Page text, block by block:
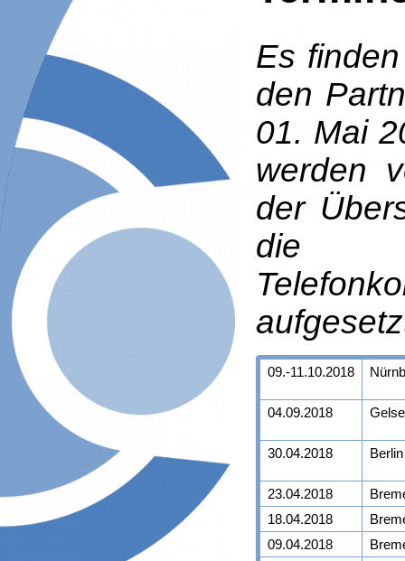
Es
den
01. Mai
werden
der
die
09.-11.10.2018
04.09.2018
30.04.2018 Berlin
23.04.2018
18.04.2018
09.04.2018